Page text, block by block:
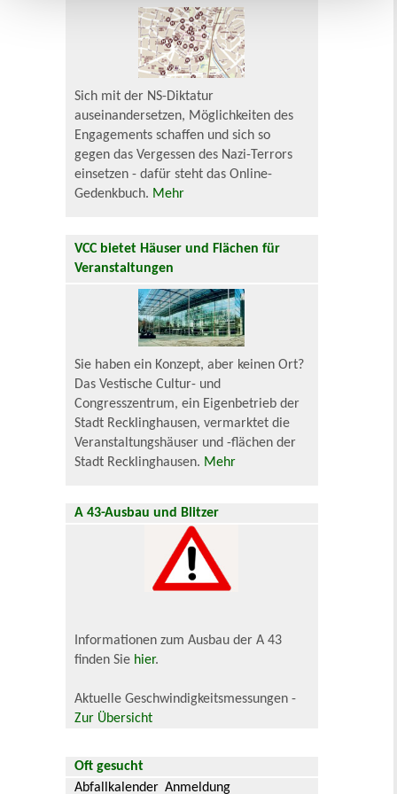
Sich mit der NS-Diktatur
auseinandersetzen, Möglichkeiten des
Engagements schaffen und sich so
gegen das Vergessen des Nazi-Terrors
einsetzen - dafür steht das Online-
Gedenkbuch. Mehr
VCC bietet Häuser und Flächen für
Veranstaltungen
Sie haben ein Konzept, aber keinen Ort?
Das Vestische Cultur- und
Congresszentrum, ein Eigenbetrieb der
Stadt Recklinghausen, vermarktet die
Veranstaltungshäuser und -flächen der
Stadt Recklinghausen. Mehr
A 43-Ausbau und Blitzer
Informationen zum Ausbau der A 43
finden Sie hier.
Aktuelle Geschwindigkeitsmessungen -
Zur Übersicht
Oft gesucht
Abfallkalender Anmeldung